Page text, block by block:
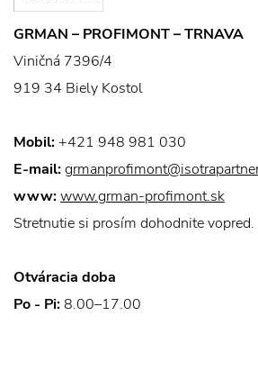
GRMAN – PROFIMONT – TRNAVA
Viničná 7396/4
919 34 Biely Kostol
Mobil: +421 948 981 030
E-mail:
www:www.grman-profimont.sk
Stretnutie si prosím dohodnite vopred.
Otváracia doba
Po - Pi:8.00–17.00